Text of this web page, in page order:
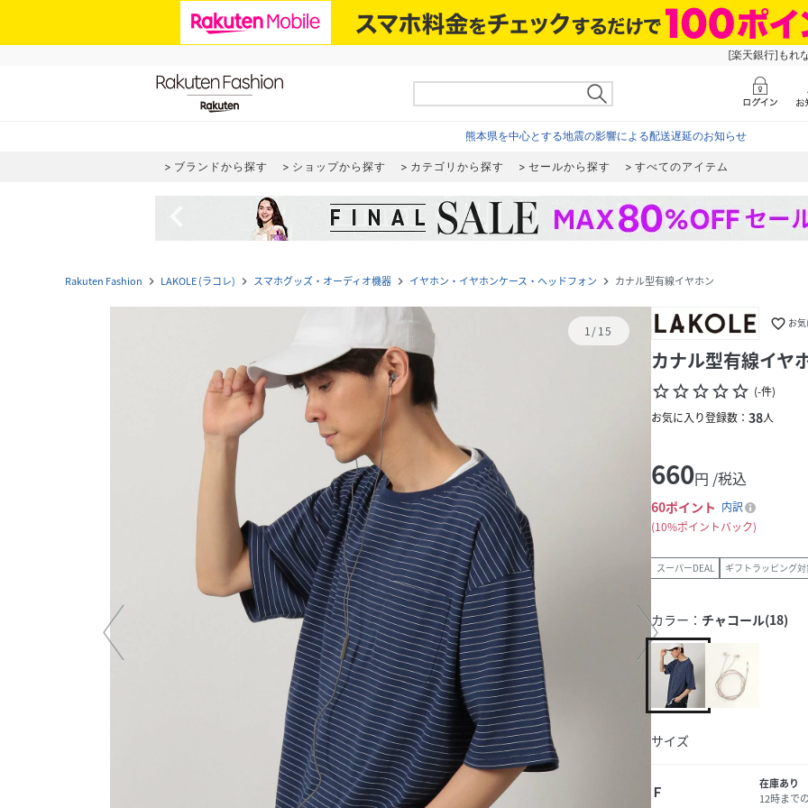
[楽天銀行]もれ
熊本県を中心とする地震の影響による配送遅延のお知らせ
ブランドから探す ショップから探す カテゴリから探す セールから探す すべてのアイテム
Rakuten Fashion navigate_next LAKOLE (ラコレ) navigate_next スマホグッズ・オーディオ機器 navigate_next イヤホン・イヤホンケース・ヘッドフォン navigate_next カナル型有線イヤホン
1/15 favorite_border お
カナル型有線イヤ
star_borderstar_borderstar_borderstar_borderstar_border (-件)
お気に入り登録数： 38人
660円 /税込
60ポイント 内訳
10%ポイントバック
スーパーDEAL ギフトラッピング対
カラー： チャコール(18)
サイズ
Ｆ
在庫あり
12時まで